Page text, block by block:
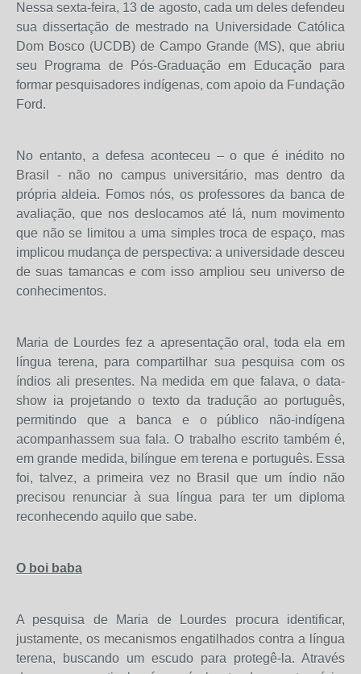
Nessa sexta-feira, 13 de agosto, cada um deles defendeu
sua dissertação de mestrado na Universidade Católica
Dom Bosco (UCDB) de Campo Grande (MS), que abriu
seu Programa de Pós-Graduação em Educação para
formar pesquisadores indígenas, com apoio da Fundação
Ford.
No entanto, a defesa aconteceu – o que é inédito no
Brasil - não no campus universitário, mas dentro da
própria aldeia. Fomos nós, os professores da banca de
avaliação, que nos deslocamos até lá, num movimento
que não se limitou a uma simples troca de espaço, mas
implicou mudança de perspectiva: a universidade desceu
de suas tamancas e com isso ampliou seu universo de
conhecimentos.
Maria de Lourdes fez a apresentação oral, toda ela em
língua terena, para compartilhar sua pesquisa com os
índios ali presentes. Na medida em que falava, o data-
show ia projetando o texto da tradução ao português,
permitindo que a banca e o público não-indígena
acompanhassem sua fala. O trabalho escrito também é,
em grande medida, bilíngue em terena e português. Essa
foi, talvez, a primeira vez no Brasil que um índio não
precisou renunciar à sua língua para ter um diploma
reconhecendo aquilo que sabe.
O boi baba
A pesquisa de Maria de Lourdes procura identificar,
justamente, os mecanismos engatilhados contra a língua
terena, buscando um escudo para protegê-la. Através